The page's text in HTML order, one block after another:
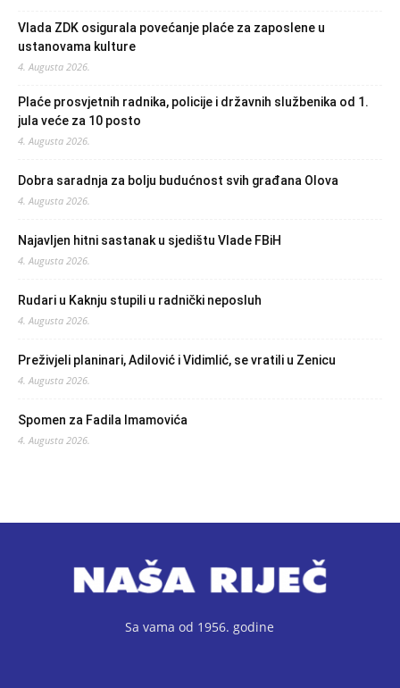
Vlada ZDK osigurala povećanje plaće za zaposlene u
ustanovama kulture
4. Augusta 2026.
Plaće prosvjetnih radnika, policije i državnih službenika od 1.
jula veće za 10 posto
4. Augusta 2026.
Dobra saradnja za bolju budućnost svih građana Olova
4. Augusta 2026.
Najavljen hitni sastanak u sjedištu Vlade FBiH
4. Augusta 2026.
Rudari u Kaknju stupili u radnički neposluh
4. Augusta 2026.
Preživjeli planinari, Adilović i Vidimlić, se vratili u Zenicu
4. Augusta 2026.
Spomen za Fadila Imamovića
4. Augusta 2026.
Sa vama od 1956. godine